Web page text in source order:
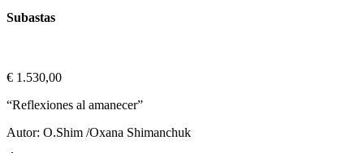
Subastas
€ 1.530,00
“Reflexiones al amanecer”
Autor: O.Shim /Oxana Shimanchuk